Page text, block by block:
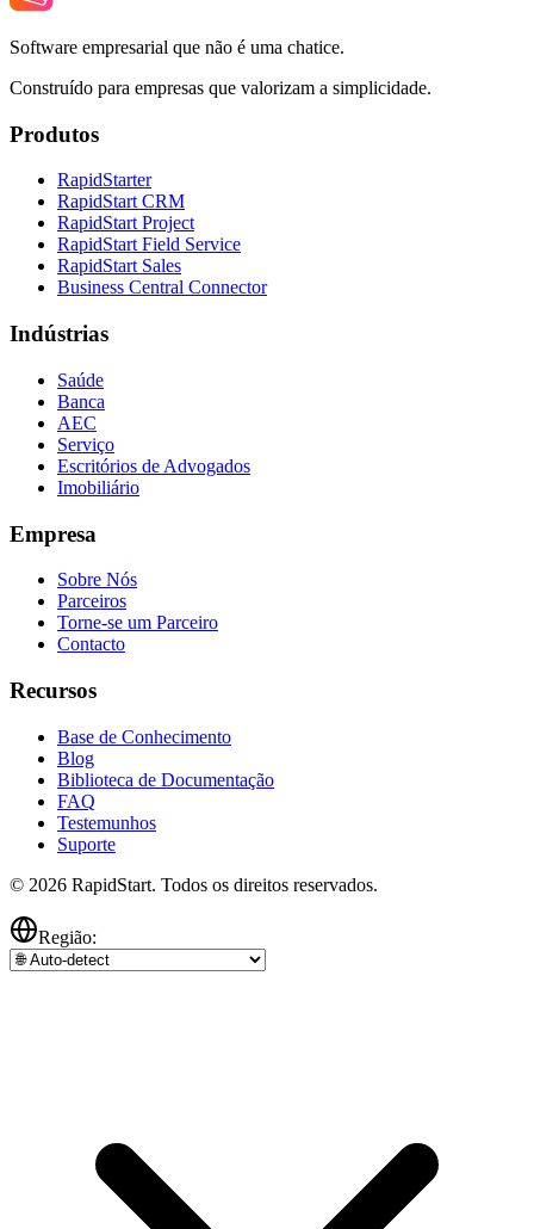
Software empresarial que não é uma chatice.
Construído para empresas que valorizam a simplicidade.
Produtos
RapidStarter
RapidStart CRM
RapidStart Project
RapidStart Field Service
RapidStart Sales
Business Central Connector
Indústrias
Saúde
Banca
AEC
Serviço
Escritórios de Advogados
Imobiliário
Empresa
Sobre Nós
Parceiros
Torne-se um Parceiro
Contacto
Recursos
Base de Conhecimento
Blog
Biblioteca de Documentação
FAQ
Testemunhos
Suporte
© 2026 RapidStart. Todos os direitos reservados.
Região: